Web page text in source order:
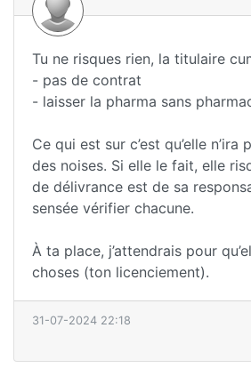
Tu ne risques rien, la titulaire
- pas de contrat
- laisser la pharma sans
Ce qui est sur c’est qu’elle n’ira
des noises. Si elle le fait, elle
de délivrance est de sa
sensée vérifier chacune.
À ta place, j’attendrais pour
choses (ton licenciement).
31-07-2024 22:18